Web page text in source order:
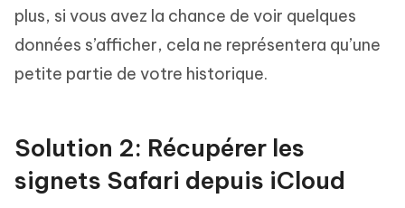
plus, si vous avez la chance de voir quelques
données s’afficher, cela ne représentera qu’une
petite partie de votre historique.
Solution 2: Récupérer les
signets Safari depuis iCloud